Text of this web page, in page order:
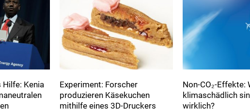
Kenia
Experiment: Forscher
produzieren Käsekuchen
mithilfe eines 3D-Druckers
Non-CO₂-Effekte:
klimaschädlich
wirklich?